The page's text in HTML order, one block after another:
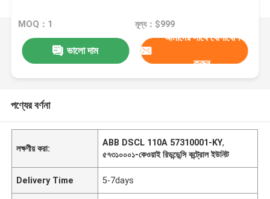
MOQ：1 মূল্য：$999
ভালো দাম
আমাদের সাথে যোগাযোগ
করুন
পণ্যের বর্ণনা
লক্ষণীয় করা:
ABB DSCL 110A 57310001-KY,
৫৭৩১০০০১-কেওয়াই রিডন্ডেন্সি কন্ট্রোল ইউনিট
Delivery Time 5-7days